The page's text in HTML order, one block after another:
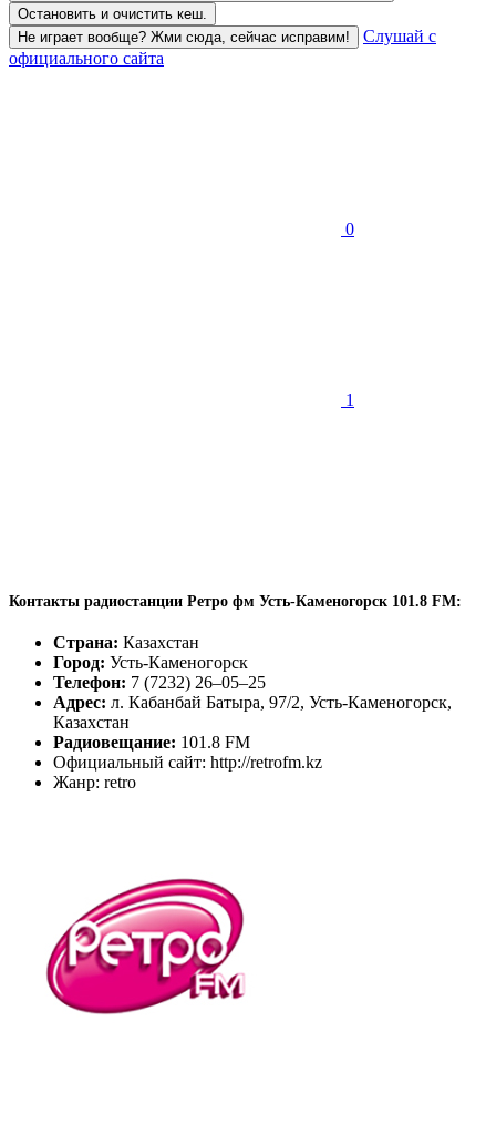
Остановить и очистить кеш.
Не играет вообще? Жми сюда, сейчас исправим!
Слушай с
официального сайта
0
1
Контакты радиостанции Ретро фм Усть-Каменогорск 101.8 FM:
Страна: Казахстан
Город: Усть-Каменогорск
Телефон: 7 (7232) 26–05–25
Адрес: л. Кабанбай Батыра, 97/2, Усть-Каменогорск,
Казахстан
Радиовещание: 101.8 FM
Официальный сайт: http://retrofm.kz
Жанр: retro